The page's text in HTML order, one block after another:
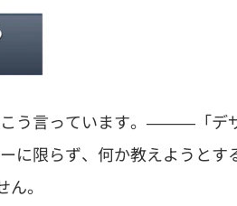
こう言っています。―――「デ
に限らず、何か教えようとす
。